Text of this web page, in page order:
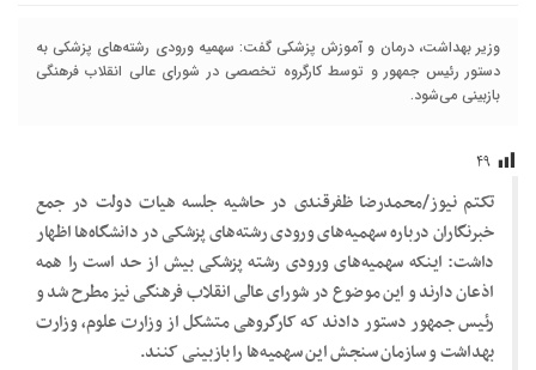
وزیر بهداشت، درمان و آموزش پزشکی گفت: سهمیه ورودی رشته‌های پزشکی به
دستور رئیس جمهور و توسط کارگروه تخصصی در شورای عالی انقلاب فرهنگی
بازبینی می‌شود.
۴۹
تکتم نیوز/محمدرضا ظفرقندی در حاشیه جلسه هیات دولت در جمع
خبرنگاران درباره سهمیه‌های ورودی رشته‌های پزشکی در دانشگاه‌ها اظهار
داشت: اینکه سهمیه‌های ورودی رشته پزشکی بیش از حد است را همه
اذعان دارند و این موضوع در شورای عالی انقلاب فرهنگی نیز مطرح شد و
رئیس جمهور دستور دادند که کارگروهی متشکل از وزارت علوم، وزارت
بهداشت و سازمان سنجش این سهمیه‌ها را بازبینی کنند.